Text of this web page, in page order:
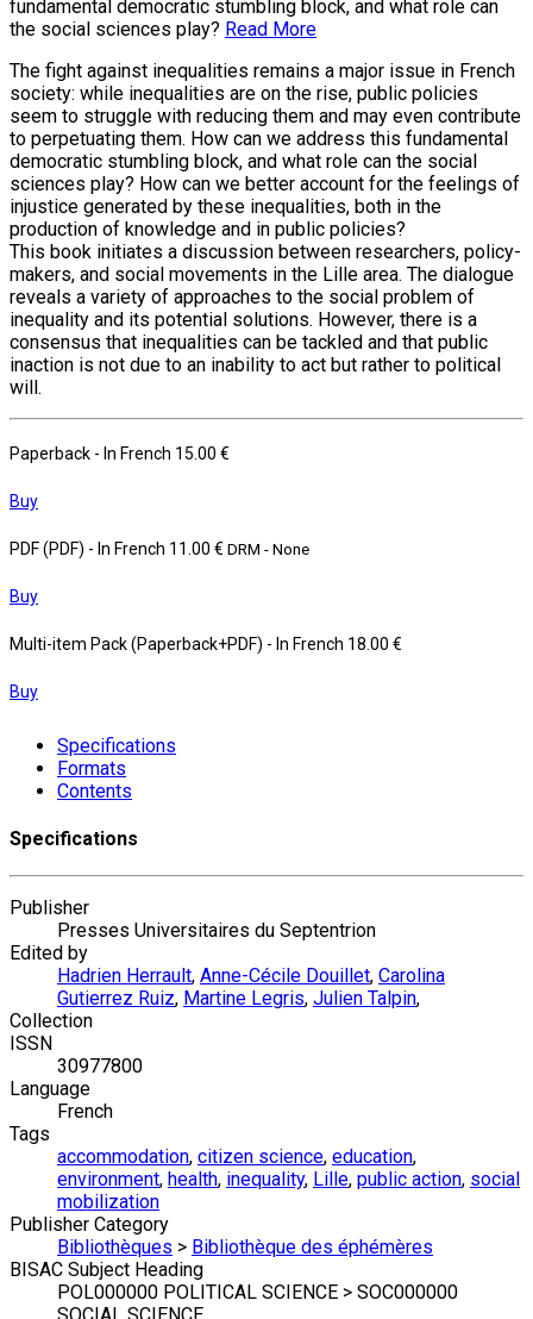
fundamental democratic stumbling block, and what role can
the social sciences play? Read More
The fight against inequalities remains a major issue in French
society: while inequalities are on the rise, public policies
seem to struggle with reducing them and may even contribute
to perpetuating them. How can we address this fundamental
democratic stumbling block, and what role can the social
sciences play? How can we better account for the feelings of
injustice generated by these inequalities, both in the
production of knowledge and in public policies?
This book initiates a discussion between researchers, policy-
makers, and social movements in the Lille area. The dialogue
reveals a variety of approaches to the social problem of
inequality and its potential solutions. However, there is a
consensus that inequalities can be tackled and that public
inaction is not due to an inability to act but rather to political
will.
Paperback - In French 15.00 €
Buy
PDF (PDF) - In French 11.00 € DRM - None
Buy
Multi-item Pack (Paperback+PDF) - In French 18.00 €
Buy
Specifications
Formats
Contents
Specifications
Publisher
Presses Universitaires du Septentrion
Edited by
Hadrien Herrault, Anne-Cécile Douillet, Carolina
Gutierrez Ruiz, Martine Legris, Julien Talpin,
Collection
ISSN
30977800
Language
French
Tags
accommodation, citizen science, education,
environment, health, inequality, Lille, public action, social
mobilization
Publisher Category
Bibliothèques > Bibliothèque des éphémères
BISAC Subject Heading
POL000000 POLITICAL SCIENCE > SOC000000